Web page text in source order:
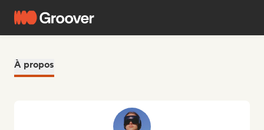
À propos